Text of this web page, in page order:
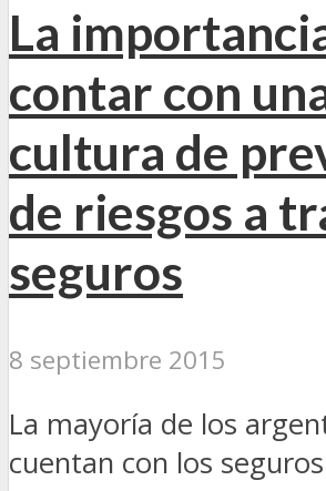
La
contar con
cultura de
de riesgos a
seguros
8 septiembre 2015
La mayoría de los
cuentan con los seguros